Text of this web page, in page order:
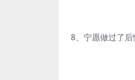
8、宁愿做过了后